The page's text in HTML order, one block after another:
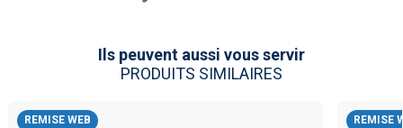
Ils peuvent aussi vous servir
PRODUITS SIMILAIRES
REMISE WEB REMISE